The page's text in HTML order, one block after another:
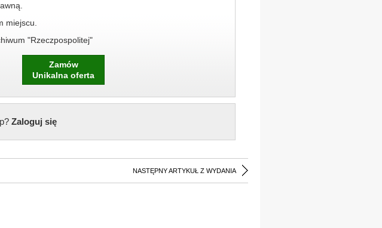
miejscu.
"Rzeczpospolitej"
Zamów
Unikalna oferta
Zaloguj się
NASTĘPNY ARTYKUŁ Z WYDANIA